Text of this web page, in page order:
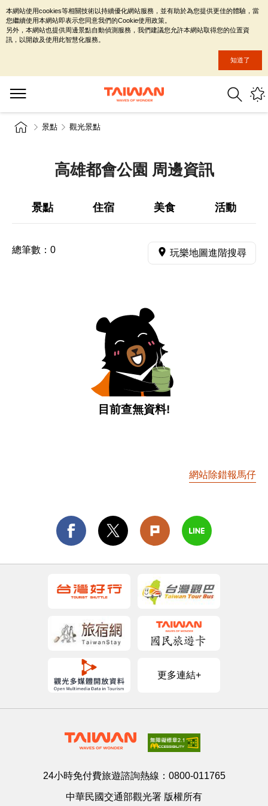
景點 觀光景點
高雄都會公園 周邊資訊
景點 住宿 美食 活動
總筆數： 0 玩樂地圖進階搜尋
目前查無資料!
網站除錯報馬仔
更多連結+
24小時免付費旅遊諮詢熱線： 0800-011765
中華民國交通部觀光署 版權所有
本網站使用cookies等相關技術以持續優化網站服務，並有助於為您提供更佳的體驗，當
您繼續使用本網站即表示您同意我們的Cookie使用政策。
另外，本網站也提供周邊景點自動偵測服務，我們建議您允許本網站取得您的位置資
訊，以開啟及使用此智慧化服務。
知道了